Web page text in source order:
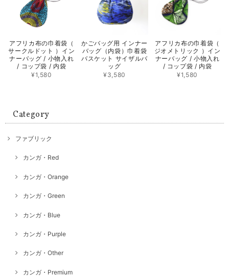
アフリカ布の巾着袋（
サークルドット ）イン
ナーバッグ / 小物入れ
/ コップ袋 / 内袋
¥1,580
かごバッグ用 インナー
バッグ（内袋）巾着袋
バスケット サイザルバ
ッグ
¥3,580
アフリカ布の巾着袋（
ジオメトリック ）イン
ナーバッグ / 小物入れ
/ コップ袋 / 内袋
¥1,580
Category
ファブリック
カンガ・Red
カンガ・Orange
カンガ・Green
カンガ・Blue
カンガ・Purple
カンガ・Other
カンガ・Premium